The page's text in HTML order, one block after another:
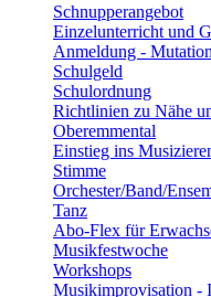
Schnupperangebot
Einzelunterricht und
Anmeldung -
Schulgeld
Schulordnung
Richtlinien zu Nähe
Oberemmental
Einstieg ins
Stimme
Orchester/Band/
Tanz
Abo-Flex für
Musikfestwoche
Workshops
Musikimprovisation -